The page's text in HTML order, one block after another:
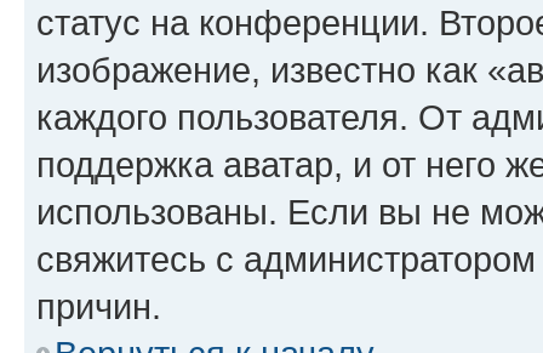
статус на конференции.
изображение, известно как
каждого пользователя. От
поддержка аватар, и от него
использованы. Если вы не
свяжитесь с
причин.